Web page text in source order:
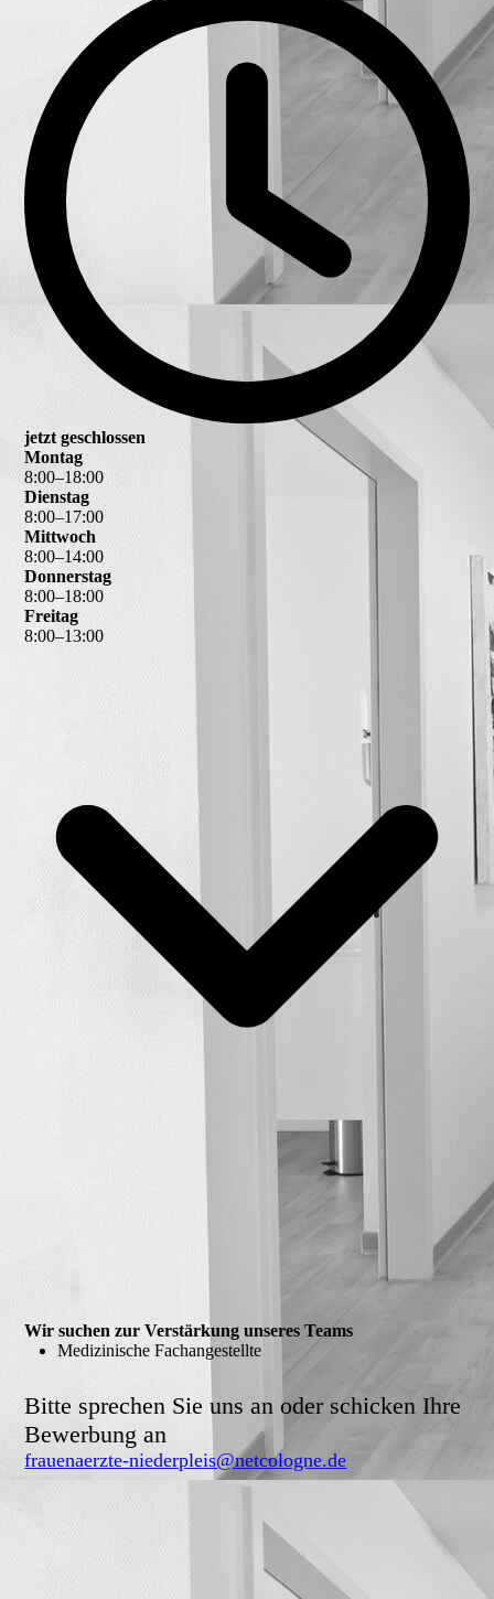
jetzt geschlossen
Montag
8:00–18:00
Dienstag
8:00–17:00
Mittwoch
8:00–14:00
Donnerstag
8:00–18:00
Freitag
8:00–13:00
Wir suchen zur Verstärkung unseres Teams
Medizinische Fachangestellte
Bitte sprechen Sie uns an oder schicken Ihre
Bewerbung an
frauenaerzte-niederpleis@netcologne.de